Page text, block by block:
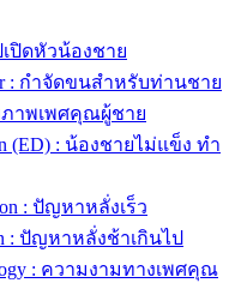
เปิดหัวน้องชาย
: กำจัดขนสำหรับท่านชาย
ขภาพเพศคุณผู้ชาย
(ED) : น้องชายไม่แข็ง ทำ
: ปัญหาหลั่งเร็ว
: ปัญหาหลั่งช้าเกินไป
: ความงามทางเพศคุณ